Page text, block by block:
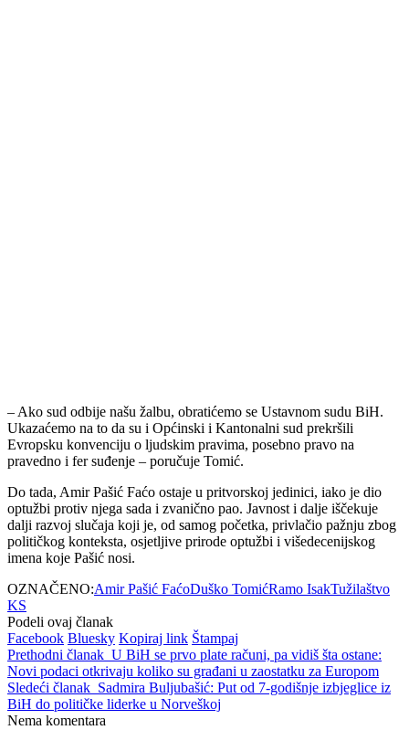
– Ako sud odbije našu žalbu, obratićemo se Ustavnom sudu BiH.
Ukazaćemo na to da su i Općinski i Kantonalni sud prekršili
Evropsku konvenciju o ljudskim pravima, posebno pravo na
pravedno i fer suđenje – poručuje Tomić.
Do tada, Amir Pašić Faćo ostaje u pritvorskoj jedinici, iako je dio
optužbi protiv njega sada i zvanično pao. Javnost i dalje iščekuje
dalji razvoj slučaja koji je, od samog početka, privlačio pažnju zbog
političkog konteksta, osjetljive prirode optužbi i višedecenijskog
imena koje Pašić nosi.
OZNAČENO:Amir Pašić FaćoDuško TomićRamo IsakTužilaštvo
KS
Podeli ovaj članak
Facebook Bluesky Kopiraj link Štampaj
Prethodni članak U BiH se prvo plate računi, pa vidiš šta ostane:
Novi podaci otkrivaju koliko su građani u zaostatku za Europom
Sledeći članak Sadmira Buljubašić: Put od 7-godišnje izbjeglice iz
BiH do političke liderke u Norveškoj
Nema komentara